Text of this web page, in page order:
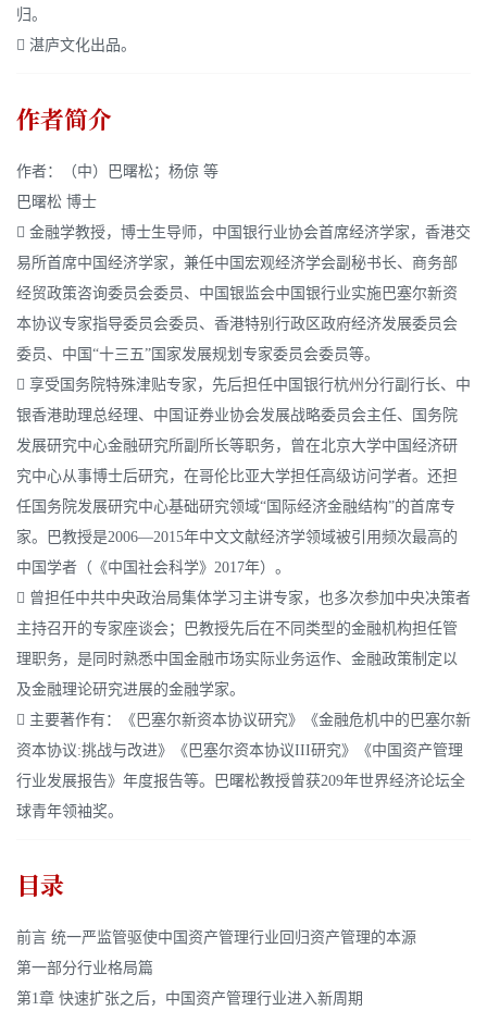
归。
 湛庐文化出品。
作者简介
作者：（中）巴曙松；杨倞 等
巴曙松 博士
 金融学教授，博士生导师，中国银行业协会首席经济学家，香港交
易所首席中国经济学家，兼任中国宏观经济学会副秘书长、商务部
经贸政策咨询委员会委员、中国银监会中国银行业实施巴塞尔新资
本协议专家指导委员会委员、香港特别行政区政府经济发展委员会
委员、中国“十三五”国家发展规划专家委员会委员等。
 享受国务院特殊津贴专家，先后担任中国银行杭州分行副行长、中
银香港助理总经理、中国证券业协会发展战略委员会主任、国务院
发展研究中心金融研究所副所长等职务，曾在北京大学中国经济研
究中心从事博士后研究，在哥伦比亚大学担任高级访问学者。还担
任国务院发展研究中心基础研究领域“国际经济金融结构”的首席专
家。巴教授是2006—2015年中文文献经济学领域被引用频次最高的
中国学者（《中国社会科学》2017年）。
 曾担任中共中央政治局集体学习主讲专家，也多次参加中央决策者
主持召开的专家座谈会；巴教授先后在不同类型的金融机构担任管
理职务，是同时熟悉中国金融市场实际业务运作、金融政策制定以
及金融理论研究进展的金融学家。
 主要著作有：《巴塞尔新资本协议研究》《金融危机中的巴塞尔新
资本协议:挑战与改进》《巴塞尔资本协议III研究》《中国资产管理
行业发展报告》年度报告等。巴曙松教授曾获209年世界经济论坛全
球青年领袖奖。
目录
前言 统一严监管驱使中国资产管理行业回归资产管理的本源
第一部分行业格局篇
第1章 快速扩张之后，中国资产管理行业进入新周期